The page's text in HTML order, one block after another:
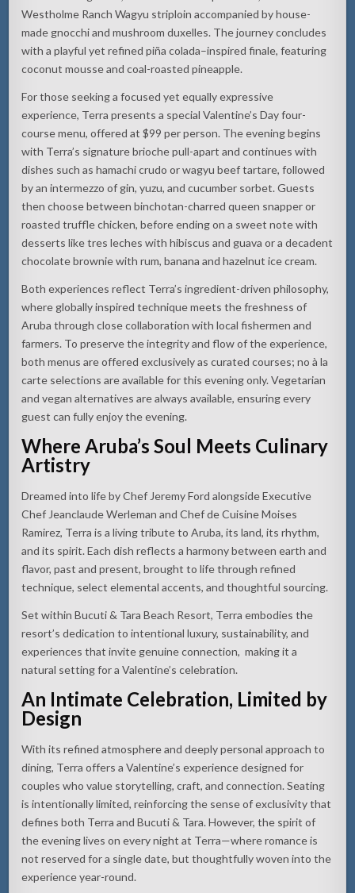
Westholme Ranch Wagyu striploin accompanied by house-
made gnocchi and mushroom duxelles. The journey concludes
with a playful yet refined piña colada–inspired finale, featuring
coconut mousse and coal-roasted pineapple.
For those seeking a focused yet equally expressive
experience, Terra presents a special Valentine’s Day four-
course menu, offered at $99 per person. The evening begins
with Terra’s signature brioche pull-apart and continues with
dishes such as hamachi crudo or wagyu beef tartare, followed
by an intermezzo of gin, yuzu, and cucumber sorbet. Guests
then choose between binchotan-charred queen snapper or
roasted truffle chicken, before ending on a sweet note with
desserts like tres leches with hibiscus and guava or a decadent
chocolate brownie with rum, banana and hazelnut ice cream.
Both experiences reflect Terra’s ingredient-driven philosophy,
where globally inspired technique meets the freshness of
Aruba through close collaboration with local fishermen and
farmers. To preserve the integrity and flow of the experience,
both menus are offered exclusively as curated courses; no à la
carte selections are available for this evening only. Vegetarian
and vegan alternatives are always available, ensuring every
guest can fully enjoy the evening.
Where Aruba’s Soul Meets Culinary
Artistry
Dreamed into life by Chef Jeremy Ford alongside Executive
Chef Jeanclaude Werleman and Chef de Cuisine Moises
Ramirez, Terra is a living tribute to Aruba, its land, its rhythm,
and its spirit. Each dish reflects a harmony between earth and
flavor, past and present, brought to life through refined
technique, select elemental accents, and thoughtful sourcing.
Set within Bucuti & Tara Beach Resort, Terra embodies the
resort’s dedication to intentional luxury, sustainability, and
experiences that invite genuine connection, making it a
natural setting for a Valentine’s celebration.
An Intimate Celebration, Limited by
Design
With its refined atmosphere and deeply personal approach to
dining, Terra offers a Valentine’s experience designed for
couples who value storytelling, craft, and connection. Seating
is intentionally limited, reinforcing the sense of exclusivity that
defines both Terra and Bucuti & Tara. However, the spirit of
the evening lives on every night at Terra—where romance is
not reserved for a single date, but thoughtfully woven into the
experience year-round.